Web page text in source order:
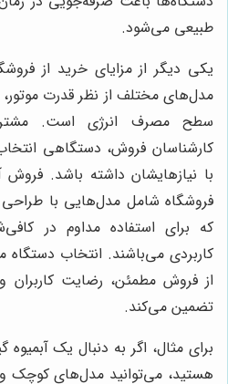
طبیعی می‌شود.
یکی دیگر از مزایای خرید از
مدل‌های مختلف از نظر قدرت
سطح مصرف انرژی است.
کارشناسان فروش، دستگاهی
با نیازهایشان داشته باشد.
فروشگاه شامل مدل‌هایی با
که برای استفاده مداوم در
کاربردی می‌باشند. انتخاب
از فروش مطمئن، رضایت کاربران
تضمین می‌کند.
برای مثال، اگر به دنبال یک
هستید، می‌توانید مدل‌های